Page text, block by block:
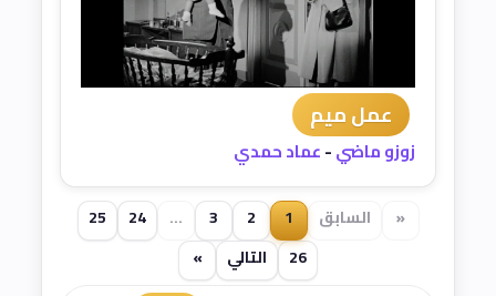
عمل ميم
زوزو ماضي-عماد حمدي
« السابق 1
2
3
...
24
25
26
التالي
»